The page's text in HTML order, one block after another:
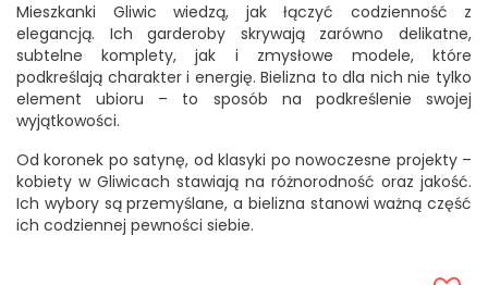
Mieszkanki Gliwic wiedzą, jak łączyć codzienność z
elegancją. Ich garderoby skrywają zarówno delikatne,
subtelne komplety, jak i zmysłowe modele, które
podkreślają charakter i energię. Bielizna to dla nich nie tylko
element ubioru – to sposób na podkreślenie swojej
wyjątkowości.
Od koronek po satynę, od klasyki po nowoczesne projekty –
kobiety w Gliwicach stawiają na różnorodność oraz jakość.
Ich wybory są przemyślane, a bielizna stanowi ważną część
ich codziennej pewności siebie.